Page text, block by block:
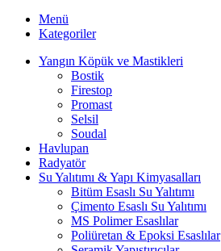
Menü
Kategoriler
Yangın Köpük ve Mastikleri
Bostik
Firestop
Promast
Selsil
Soudal
Havlupan
Radyatör
Su Yalıtımı & Yapı Kimyasalları
Bitüm Esaslı Su Yalıtımı
Çimento Esaslı Su Yalıtımı
MS Polimer Esaslılar
Poliüretan & Epoksi Esaslılar